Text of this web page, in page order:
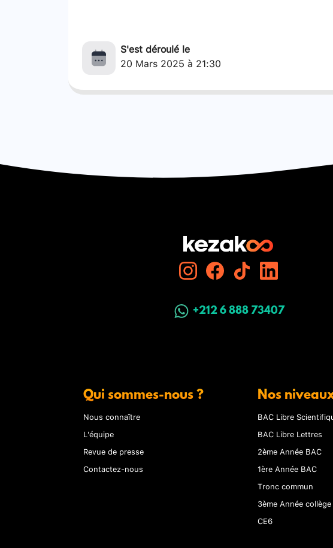
S'est déroulé le
20 Mars 2025 à 21:30
+212 6 888 73407
Qui sommes-nous ?
Nous connaître
L'équipe
Revue de presse
Contactez-nous
Nos
BAC Libre
BAC Libre Lettres
2ème Année BAC
1ère Année BAC
Tronc commun
3ème Année collège
CE6